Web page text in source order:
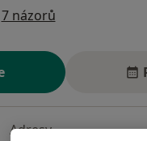
7 názorů
Adresy